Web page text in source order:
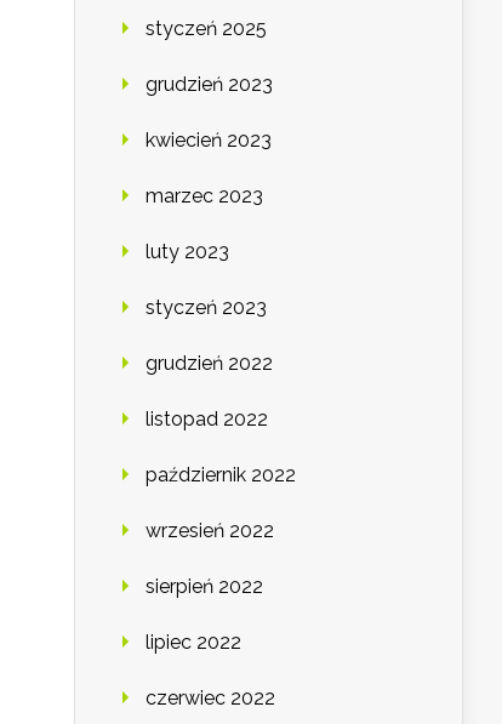
styczeń 2025
grudzień 2023
kwiecień 2023
marzec 2023
luty 2023
styczeń 2023
grudzień 2022
listopad 2022
październik 2022
wrzesień 2022
sierpień 2022
lipiec 2022
czerwiec 2022